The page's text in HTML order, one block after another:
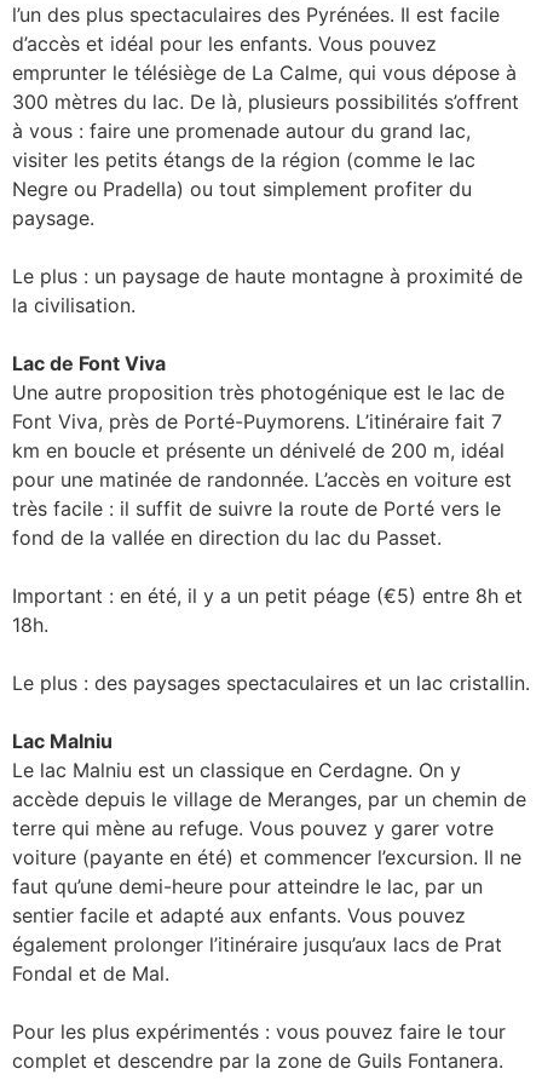
l’un des plus spectaculaires des Pyrénées. Il est facile
d’accès et idéal pour les enfants. Vous pouvez
emprunter le télésiège de La Calme, qui vous dépose à
300 mètres du lac. De là, plusieurs possibilités s’offrent
à vous : faire une promenade autour du grand lac,
visiter les petits étangs de la région (comme le lac
Negre ou Pradella) ou tout simplement profiter du
paysage.
Le plus : un paysage de haute montagne à proximité de
la civilisation.
Lac de Font Viva
Une autre proposition très photogénique est le lac de
Font Viva, près de Porté-Puymorens. L’itinéraire fait 7
km en boucle et présente un dénivelé de 200 m, idéal
pour une matinée de randonnée. L’accès en voiture est
très facile : il suffit de suivre la route de Porté vers le
fond de la vallée en direction du lac du Passet.
Important : en été, il y a un petit péage (€5) entre 8h et
18h.
Le plus : des paysages spectaculaires et un lac cristallin.
Lac Malniu
Le lac Malniu est un classique en Cerdagne. On y
accède depuis le village de Meranges, par un chemin de
terre qui mène au refuge. Vous pouvez y garer votre
voiture (payante en été) et commencer l’excursion. Il ne
faut qu’une demi-heure pour atteindre le lac, par un
sentier facile et adapté aux enfants. Vous pouvez
également prolonger l’itinéraire jusqu’aux lacs de Prat
Fondal et de Mal.
Pour les plus expérimentés : vous pouvez faire le tour
complet et descendre par la zone de Guils Fontanera.